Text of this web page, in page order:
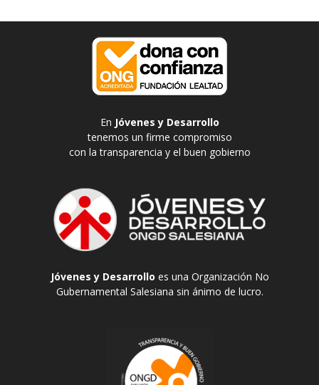
En Jóvenes y Desarrollo
tenemos un firme compromiso
con la transparencia y el buen gobierno
Jóvenes y Desarrollo es una Organización No
Gubernamental Salesiana sin ánimo de lucro.